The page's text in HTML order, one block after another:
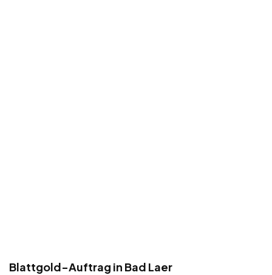
Blattgold-Auftrag in Bad Laer